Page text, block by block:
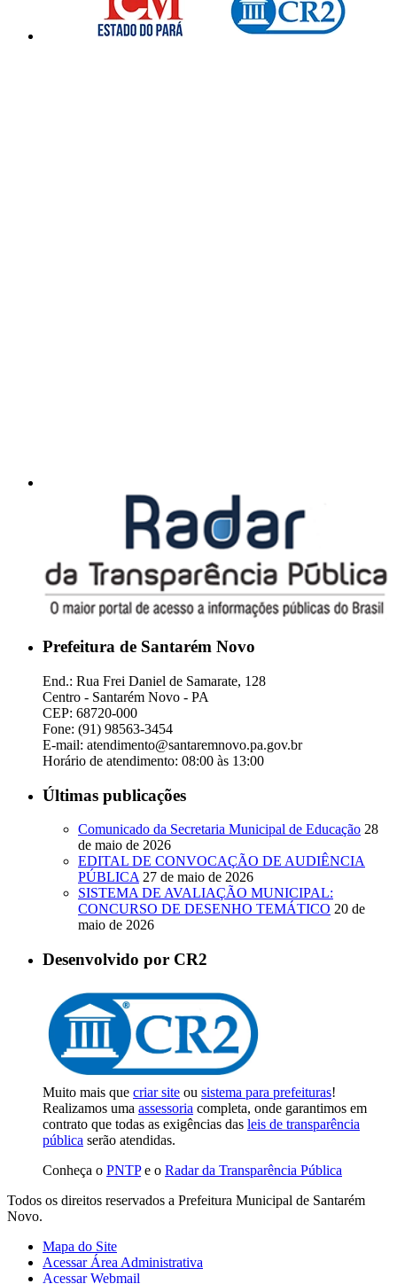
Prefeitura de Santarém Novo
End.: Rua Frei Daniel de Samarate, 128
Centro - Santarém Novo - PA
CEP: 68720-000
Fone: (91) 98563-3454
E-mail: atendimento@santaremnovo.pa.gov.br
Horário de atendimento: 08:00 às 13:00
Últimas publicações
Comunicado da Secretaria Municipal de Educação 28
de maio de 2026
EDITAL DE CONVOCAÇÃO DE AUDIÊNCIA
PÚBLICA 27 de maio de 2026
SISTEMA DE AVALIAÇÃO MUNICIPAL:
CONCURSO DE DESENHO TEMÁTICO 20 de
maio de 2026
Desenvolvido por CR2
Muito mais que criar site ou sistema para prefeituras!
Realizamos uma assessoria completa, onde garantimos em
contrato que todas as exigências das leis de transparência
pública serão atendidas.
Conheça o PNTPe o Radar da Transparência Pública
Todos os direitos reservados a Prefeitura Municipal de Santarém
Novo.
Mapa do Site
Acessar Área Administrativa
Acessar Webmail